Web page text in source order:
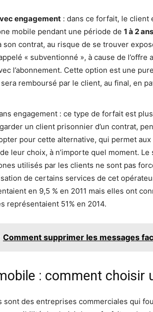
engagement : dans ce forfait, le client
mobile pendant une période de 1 à 2 ans
son contrat, au risque de se trouver
« subventionné », à cause de
l’abonnement. Cette option est une
remboursé par le client, au final, en
engagement : ce type de forfait est
un client prisonnier d’un contrat,
pour cette alternative, qui permet
leur choix, à n’importe quel moment.
utilisés par les clients ne sont pas
de certains services de cet
en 9,5 % en 2011 mais elles ont
représentaient 51% en 2014.
Comment supprimer les messages
: comment choisir
sont des entreprises commerciales qui